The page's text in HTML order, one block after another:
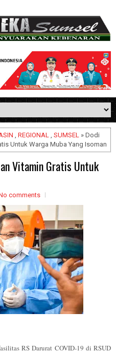
, REGIONAL , SUMSEL » Dodi
Untuk Warga Muba Yang Isoman
Vitamin Gratis Untuk
comments
RS Darurat COVID-19 di RSUD